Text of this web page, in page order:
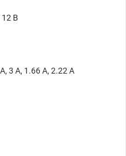
12 В
3 А, 1.66 А, 2.22 А